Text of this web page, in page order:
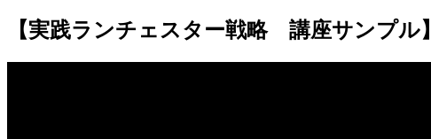
【実践ランチェスター戦略 講座サンプル】